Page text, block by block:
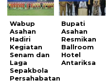
Wabup
Asahan
Hadiri
Kegiatan
Senam dan
Laga
Sepakbola
Persahabatan
Bupati
Asahan
Resmikan
Ballroom
Hotel
Antariksa